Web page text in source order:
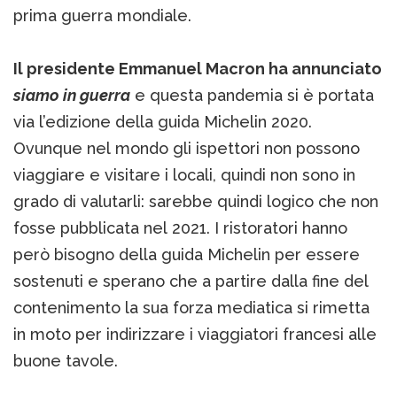
prima guerra mondiale.
Il presidente Emmanuel Macron ha annunciato
siamo in guerra e questa pandemia si è portata
via l’edizione della guida Michelin 2020.
Ovunque nel mondo gli ispettori non possono
viaggiare e visitare i locali, quindi non sono in
grado di valutarli: sarebbe quindi logico che non
fosse pubblicata nel 2021. I ristoratori hanno
però bisogno della guida Michelin per essere
sostenuti e sperano che a partire dalla fine del
contenimento la sua forza mediatica si rimetta
in moto per indirizzare i viaggiatori francesi alle
buone tavole.